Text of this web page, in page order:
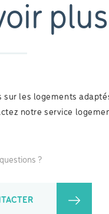
plus
sur les logements
notre service
?